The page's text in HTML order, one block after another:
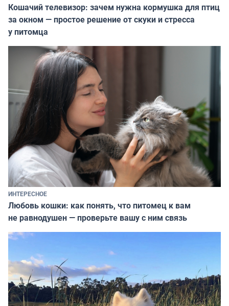
Кошачий телевизор: зачем нужна кормушка для птиц
за окном — простое решение от скуки и стресса
у питомца
ИНТЕРЕСНОЕ
Любовь кошки: как понять, что питомец к вам
не равнодушен — проверьте вашу с ним связь